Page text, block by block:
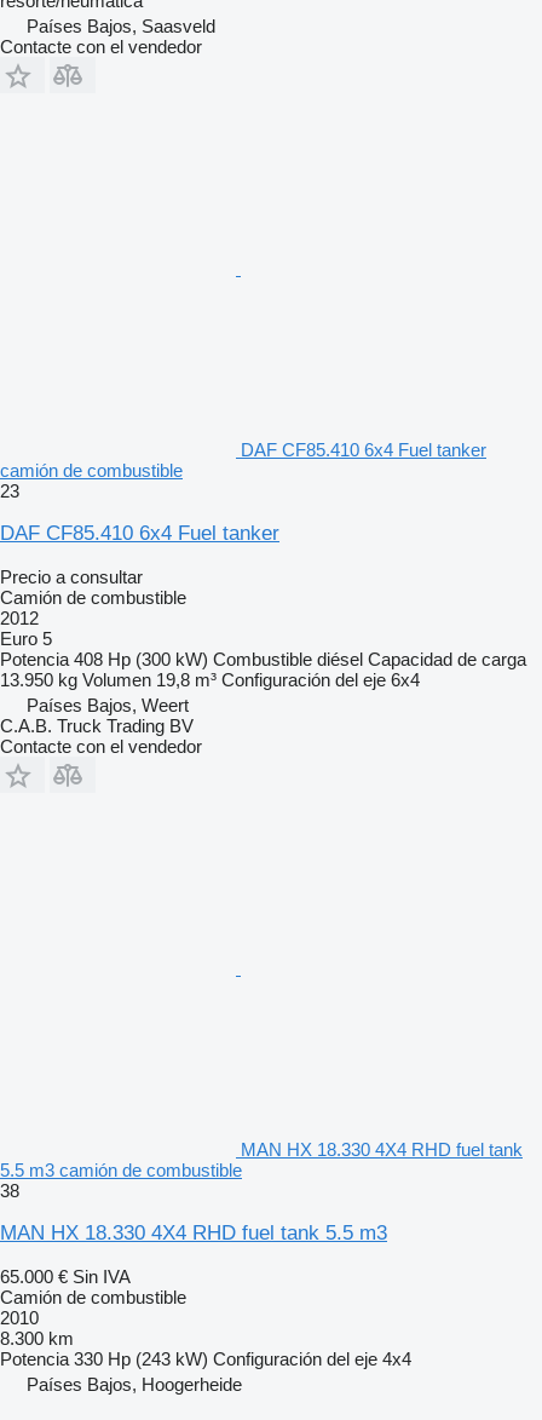
Países Bajos, Saasveld
Contacte con el vendedor
DAF CF85.410 6x4 Fuel tanker
camión de combustible
23
DAF CF85.410 6x4 Fuel tanker
Precio a consultar
Camión de combustible
2012
Euro 5
Potencia 408 Hp (300 kW) Combustible diésel Capacidad de carga
13.950 kg Volumen 19,8 m³ Configuración del eje 6x4
Países Bajos, Weert
C.A.B. Truck Trading BV
Contacte con el vendedor
MAN HX 18.330 4X4 RHD fuel tank
5.5 m3 camión de combustible
38
MAN HX 18.330 4X4 RHD fuel tank 5.5 m3
65.000 € Sin IVA
Camión de combustible
2010
8.300 km
Potencia 330 Hp (243 kW) Configuración del eje 4x4
Países Bajos, Hoogerheide